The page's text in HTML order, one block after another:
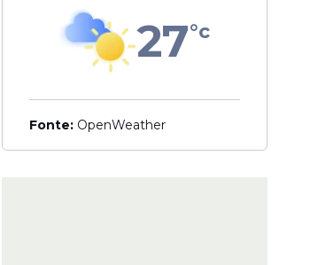
27°c
Fonte: OpenWeather